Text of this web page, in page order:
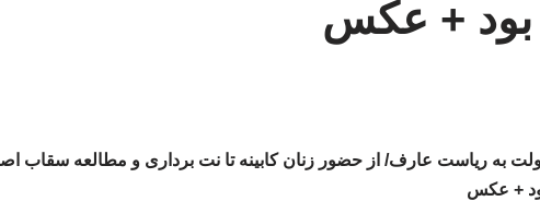
+ عکس
به ریاست عارف/ از حضور زنان کابینه تا نت برداری و مطالعه سقاب
+ عکس